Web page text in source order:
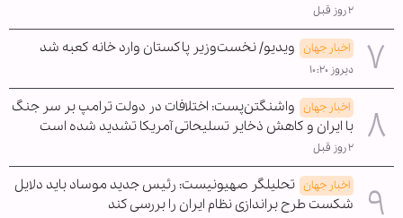
۲ روز قبل
اخبار جهان ویدیو/ نخست‌وزیر پاکستان وارد خانه کعبه شد
دیروز ۱۰:۲۰
اخبار جهان واشنگتن‌پست: اختلافات در دولت ترامپ بر سر جنگ
با ایران و کاهش ذخایر تسلیحاتی آمریکا تشدید شده است
۲ روز قبل
اخبار جهان تحلیلگر صهیونیست: رئیس جدید موساد باید دلایل
شکست طرح براندازی نظام ایران را بررسی کند